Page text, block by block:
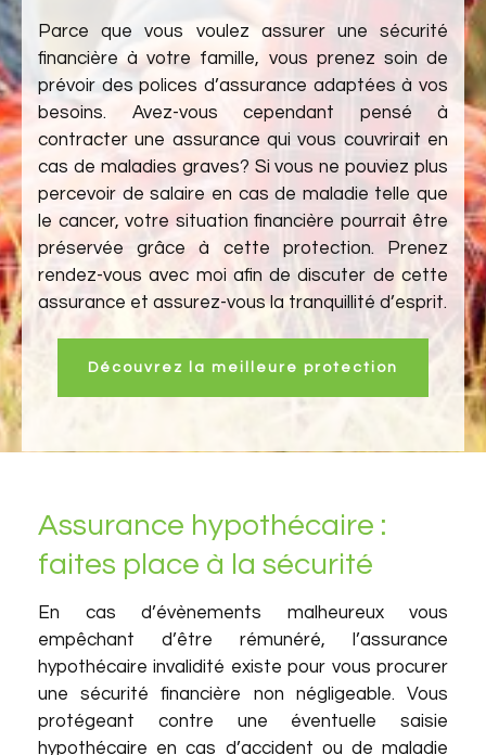
Parce que vous voulez assurer une sécurité
financière à votre famille, vous prenez soin de
prévoir des polices d’assurance adaptées à vos
besoins. Avez-vous cependant pensé à
contracter une assurance qui vous couvrirait en
cas de maladies graves? Si vous ne pouviez plus
percevoir de salaire en cas de maladie telle que
le cancer, votre situation financière pourrait être
préservée grâce à cette protection. Prenez
rendez-vous avec moi afin de discuter de cette
assurance et assurez-vous la tranquillité d’esprit.
Découvrez la meilleure protection
Assurance hypothécaire :
faites place à la sécurité
En cas d’évènements malheureux vous
empêchant d’être rémunéré, l’assurance
hypothécaire invalidité existe pour vous procurer
une sécurité financière non négligeable. Vous
protégeant contre une éventuelle saisie
hypothécaire en cas d’accident ou de maladie